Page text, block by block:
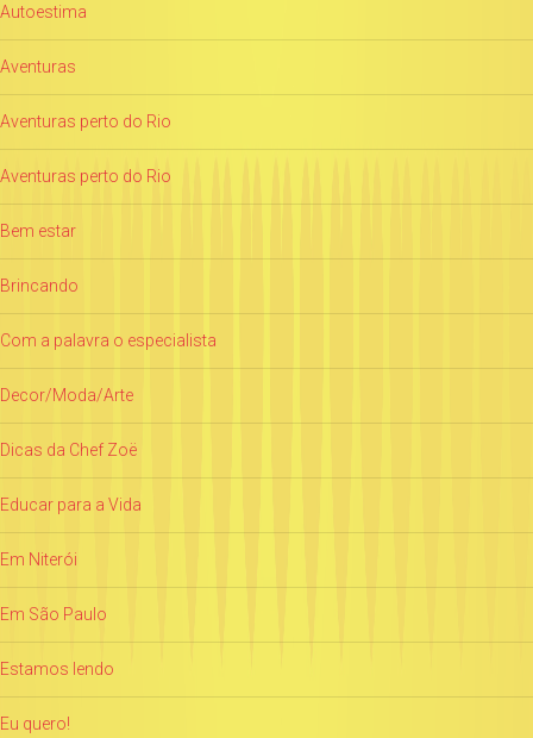
Autoestima
Aventuras
Aventuras perto do Rio
Aventuras perto do Rio
Bem estar
Brincando
Com a palavra o especialista
Decor/Moda/Arte
Dicas da Chef Zoë
Educar para a Vida
Em Niterói
Em São Paulo
Estamos lendo
Eu quero!